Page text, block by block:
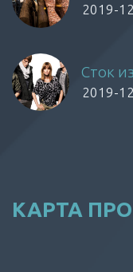
2019-
Сток
2019-
КАРТА